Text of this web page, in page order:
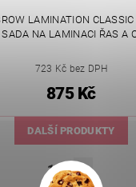
LAMINATION
SADA NA LAMINACI ŘAS A
723 Kč bez DPH
875 Kč
DALŠÍ PRODUKTY
1 2